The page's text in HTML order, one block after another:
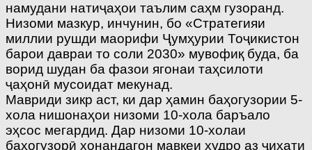
намудани натиҷаҳои таълим саҳм гузоранд.
Низоми мазкур, инчунин, бо «Стратегияи
миллии рушди маорифи Ҷумҳурии Тоҷикистон
барои давраи то соли 2030» мувофиқ буда, ба
ворид шудан ба фазои ягонаи таҳсилоти
ҷаҳонӣ мусоидат мекунад.
Мавриди зикр аст, ки дар ҳамин баҳогузории 5-
хола нишонаҳои низоми 10-хола баръало
эҳсос мегардид. Дар низоми 10-холаи
баҳогузорӣ хонандагон мавқеи худро аз ҷиҳати